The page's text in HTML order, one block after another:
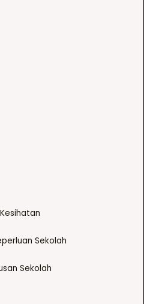
Sekolah
Sekolah